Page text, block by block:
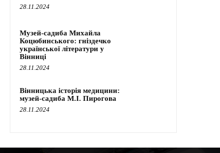
28.11.2024
Музей-садиба Михайла
Коцюбинського: гніздечко
української літератури у
Вінниці
28.11.2024
Вінницька історія медицини:
музей-садиба М.І. Пирогова
28.11.2024